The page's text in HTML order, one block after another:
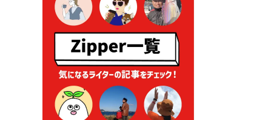
明書の添付省略について
2026年7月9日 廃食用油の回
収
2026年7月7日 「おゆずりコ
ーナー」について
2026年7月1日 豊前市民プール
一般開放